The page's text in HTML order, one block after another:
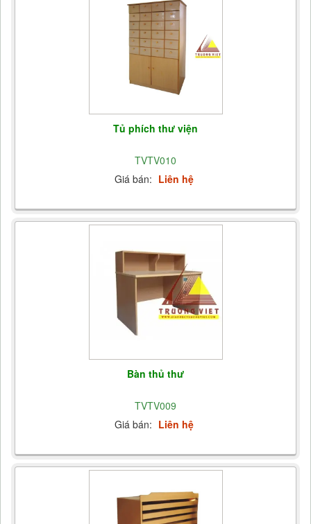
Tủ phích thư viện
TVTV010
Giá bán: Liên hệ
Bàn thủ thư
TVTV009
Giá bán: Liên hệ